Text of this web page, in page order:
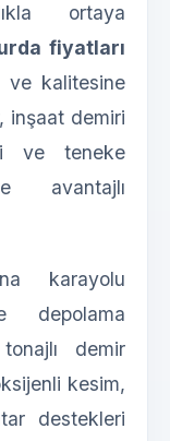
ortaya
fiyatları
ve kalitesine
inşaat demiri
ve teneke
karayolu
depolama
demir
kesim,
destekleri